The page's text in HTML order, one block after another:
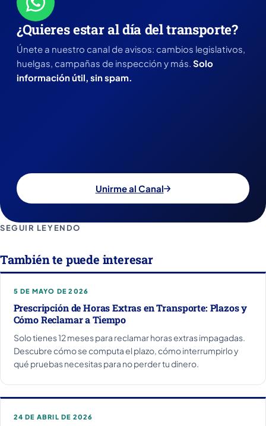
¿Quieres estar al día del transporte?
Únete a nuestro canal de avisos: cambios legislativos,
huelgas, campañas de inspección y más. Solo
información útil, sin spam.
Unirme al Canal
SEGUIR LEYENDO
También te puede interesar
5 DE MAYO DE 2026
Prescripción de Horas Extras en Transporte: Plazos y
Cómo Reclamar a Tiempo
Solo tienes 12 meses para reclamar horas extras impagadas.
Descubre cómo se computa el plazo, cómo interrumpirlo y
qué pruebas necesitas para no perder tu dinero.
24 DE ABRIL DE 2026